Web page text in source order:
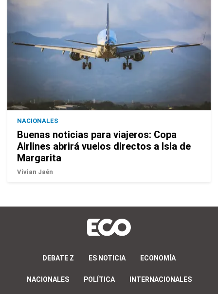
NACIONALES
Buenas noticias para viajeros: Copa
Airlines abrirá vuelos directos a Isla de
Margarita
Vivian Jaén
DEBATE Z ES NOTICIA ECONOMÍA
NACIONALES POLÍTICA INTERNACIONALES